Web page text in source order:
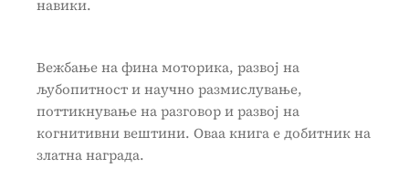
навики.
Вежбање на фина моторика, развој на
љубопитност и научно размислување,
поттикнување на разговор и развој на
когнитивни вештини. Оваа книга е добитник на
златна награда.